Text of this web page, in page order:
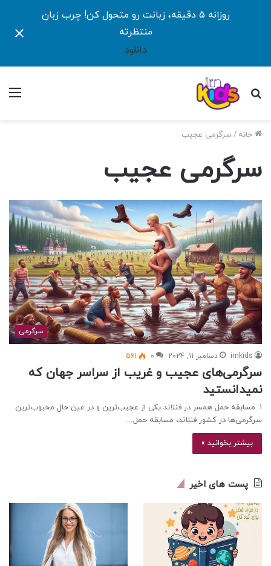
روزانه ۵ دقیقه، زبانت رو متحول کن! چرب زبان
منتظرته
دانلود
جستجو
خانه /سرگرمی عجیب
سرگرمی عجیب
سرگرمی
irnkids دسامبر 11, 2024 0
561
سرگرمی‌های عجیب و غریب از سراسر جهان که
نمیدانستید
۱. مسابقه حمل همسر در فنلاند یکی از عجیب‌ترین و در عین حال محبوب‌ترین
سرگرمی‌ها در کشور فنلاند، مسابقه حمل…
بیشتر بخوانید »
پست های اخیر